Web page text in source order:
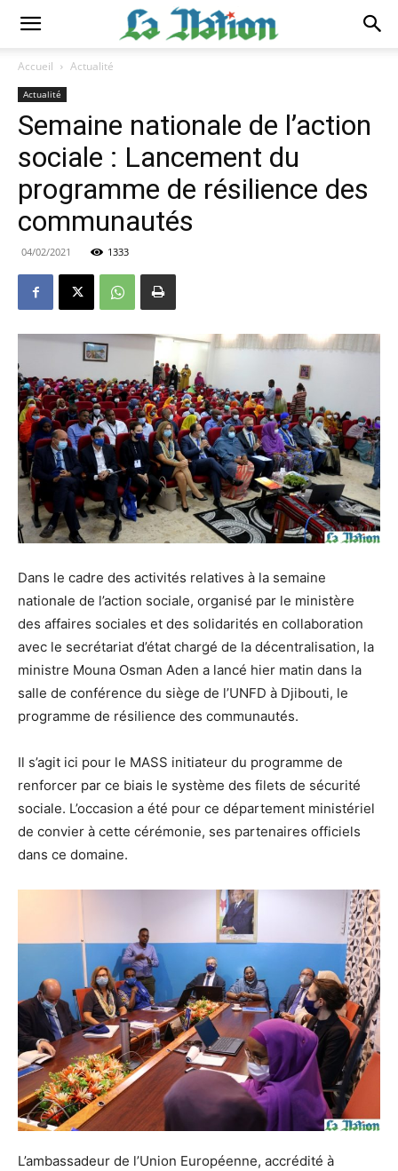
Accueil Actualité
Actualité
Semaine nationale de l’action
sociale : Lancement du
programme de résilience des
communautés
04/02/2021 1333
Dans le cadre des activités relatives à la semaine
nationale de l’action sociale, organisé par le ministère
des affaires sociales et des solidarités en collaboration
avec le secrétariat d’état chargé de la décentralisation, la
ministre Mouna Osman Aden a lancé hier matin dans la
salle de conférence du siège de l’UNFD à Djibouti, le
programme de résilience des communautés.
Il s’agit ici pour le MASS initiateur du programme de
renforcer par ce biais le système des filets de sécurité
sociale. L’occasion a été pour ce département ministériel
de convier à cette cérémonie, ses partenaires officiels
dans ce domaine.
L’ambassadeur de l’Union Européenne, accrédité à